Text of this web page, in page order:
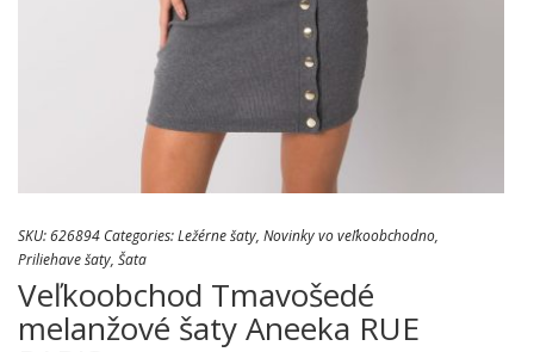
SKU:626894 Categories:Ležérne šaty, Novinky vo veľkoobchodno,
Priliehave šaty, Šata
Veľkoobchod Tmavošedé
melanžové šaty Aneeka RUE